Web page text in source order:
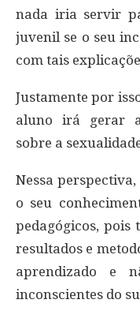
nada iria servir
juvenil se o seu
com tais
Justamente por
aluno irá gerar
sobre a
Nessa
o seu
pedagógicos, pois
resultados e
aprendizado e
inconscientes do